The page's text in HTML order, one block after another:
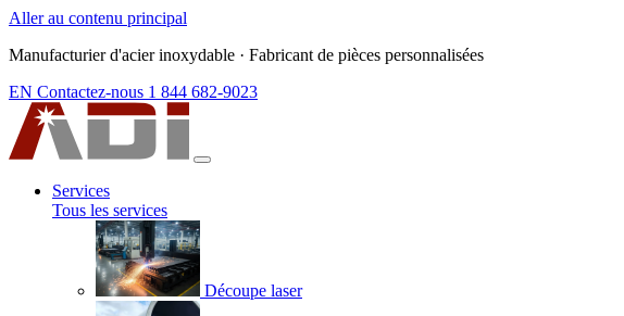
Aller au contenu principal
Manufacturier d'acier inoxydable · Fabricant de pièces personnalisées
EN Contactez-nous 1 844 682-9023
Services
Tous les services
Découpe laser